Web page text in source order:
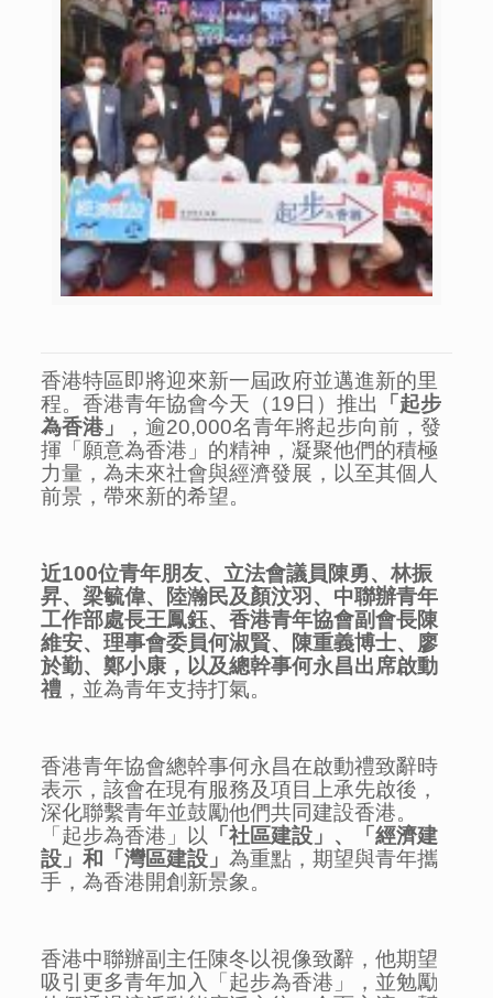
香港特區即將迎來新一屆政府並邁進新的里
程。香港青年協會今天（19日）推出
「起步
為香港」
，逾20,000名青年將起步向前，發
揮「願意為香港」的精神，凝聚他們的積極
力量，為未來社會與經濟發展，以至其個人
前景，帶來新的希望。
近100位青年朋友、立法會議員陳勇、林振
昇、梁毓偉、陸瀚民及顏汶羽、中聯辦青年
工作部處長王鳳鈺、香港青年協會副會長陳
維安、理事會委員何淑賢、陳重義博士、廖
於勤、鄭小康，以及總幹事何永昌出席啟動
禮 ，並為青年支持打氣。
香港青年協會總幹事何永昌在啟動禮致辭時
表示，該會在現有服務及項目上承先啟後，
深化聯繫青年並鼓勵他們共同建設香港。
「起步為香港」以 「社區建設」、「經濟建
設」和「灣區建設」為重點，期望與青年攜
手，為香港開創新景象。
香港中聯辦副主任陳冬以視像致辭，他期望
吸引更多青年加入「起步為香港」，並勉勵